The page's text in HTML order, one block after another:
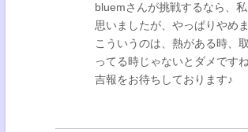
bluemさんが挑戦するなら、
思いましたが、やっぱりやめ
こういうのは、熱がある時、
ってる時じゃないとダメですね
吉報をお待ちしております♪